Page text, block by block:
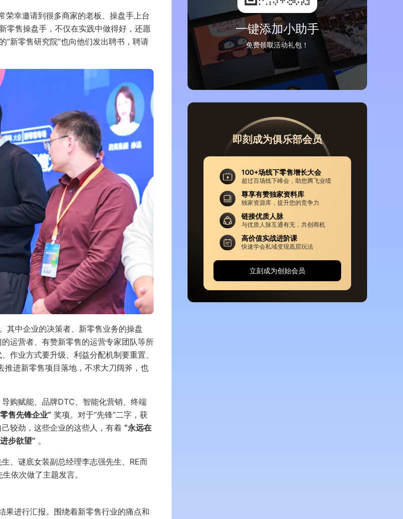
幸邀请到很多商家的老板、操盘手上台
零售操盘手，不仅在实践中做得好，还愿
新零售研究院”也向他们发出聘书，聘请
其中企业的决策者、新零售业务的操盘
运营者、有赞新零售的运营专家团队等所
作业方式要升级、利益分配机制要重置、
进新零售项目落地，不求大刀阔斧，也
购赋能、品牌DTC、智能化营销、终端
售先锋企业” 奖项。对于“先锋”二字，获
较劲，这些企业的这些人，有着 “永远在
步欲望” 。
、谜底女装副总经理李志强先生、RE而
依次做了主题发言。
进行汇报。围绕着新零售行业的痛点和
一键添加小助手
免费领取活动礼包！
即刻成为俱乐部会员
100+场线下零售增长大会
超过百场线下峰会，助您腾飞业绩
尊享有赞独家资料库
独家资源库，提升您的竞争力
链接优质人脉
与优质人脉互通有无，共创商机
高价值实战进阶课
快速学会私域变现底层玩法
立刻成为创始会员